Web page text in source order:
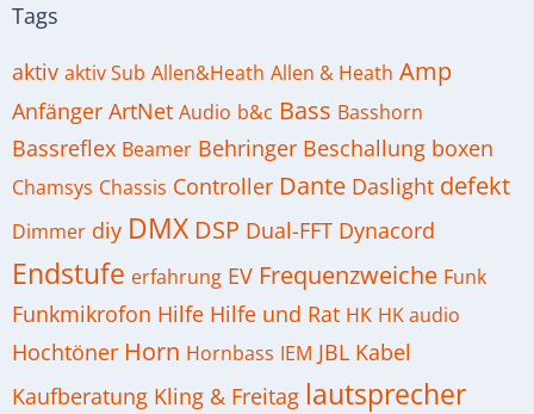
Tags
aktiv aktiv Sub Allen&Heath Allen & Heath Amp
Anfänger ArtNet Audio b&c Bass Basshorn
Bassreflex Beamer Behringer Beschallung boxen
Chamsys Chassis Controller Dante Daslight defekt
Dimmer diy DMX DSP Dual-FFT Dynacord
Endstufe erfahrung EV Frequenzweiche Funk
Funkmikrofon Hilfe Hilfe und Rat HK HK audio
Hochtöner Horn Hornbass IEM JBL Kabel
Kaufberatung Kling & Freitag lautsprecher